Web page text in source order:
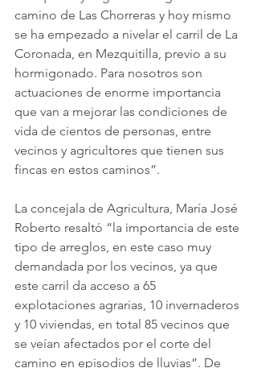
camino de Las Chorreras y hoy mismo
se ha empezado a nivelar el carril de La
Coronada, en Mezquitilla, previo a su
hormigonado. Para nosotros son
actuaciones de enorme importancia
que van a mejorar las condiciones de
vida de cientos de personas, entre
vecinos y agricultores que tienen sus
fincas en estos caminos”.
La concejala de Agricultura, María José
Roberto resaltó “la importancia de este
tipo de arreglos, en este caso muy
demandada por los vecinos, ya que
este carril da acceso a 65
explotaciones agrarias, 10 invernaderos
y 10 viviendas, en total 85 vecinos que
se veían afectados por el corte del
camino en episodios de lluvias”. De